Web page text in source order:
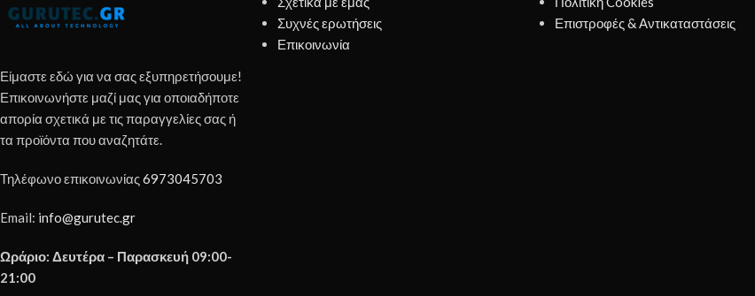
Είμαστε εδώ για να σας εξυπηρετήσουμε!
Επικοινωνήστε μαζί μας για οποιαδήποτε
απορία σχετικά με τις παραγγελίες σας ή
τα προϊόντα που αναζητάτε.
Τηλέφωνο επικοινωνίας6973045703
Email: info@gurutec.gr
Ωράριο: Δευτέρα – Παρασκευή 09:00-
21:00
Συχνές ερωτήσεις
Επικοινωνία
Επιστροφές & Αντικαταστάσεις